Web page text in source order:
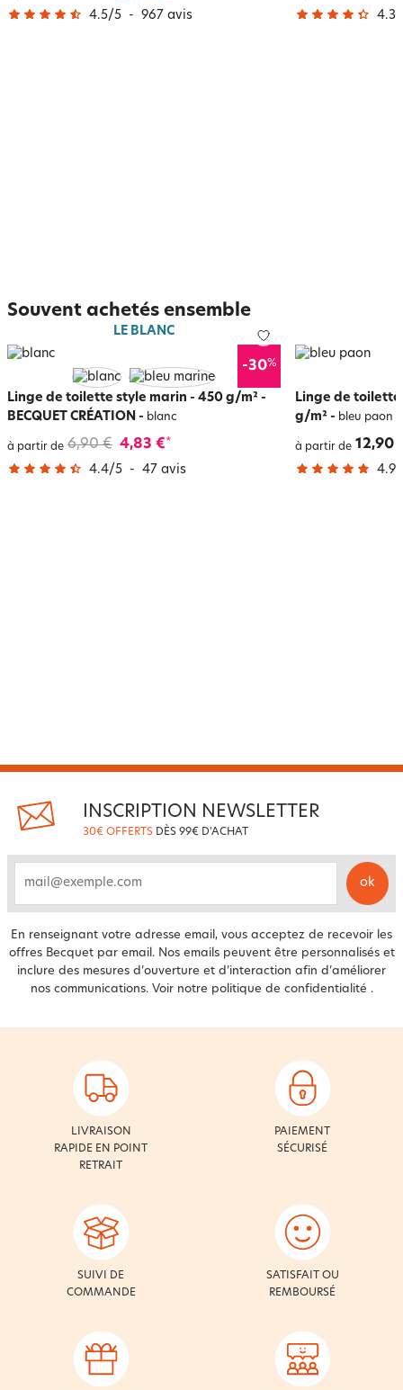
4.5/5 - 967 avis 4.3
Souvent achetés ensemble
LE BLANC
-30%
Linge de toilette style marin - 450 g/m² -
BECQUET CRÉATION - blanc
à partir de 6,90 € 4,83 €*
4.4/5 - 47 avis
Linge de
g/m² - bleu paon
à partir de 12,90
4.9
INSCRIPTION NEWSLETTER
30€ OFFERTS DÈS 99€ D'ACHAT
ok
En renseignant votre adresse email, vous acceptez de recevoir les
offres Becquet par email. Nos emails peuvent être personnalisés et
inclure des mesures d’ouverture et d’interaction afin d’améliorer
nos communications. Voir notre politique de confidentialité .
LIVRAISON
RAPIDE EN POINT
RETRAIT
PAIEMENT
SÉCURISÉ
SUIVI DE
COMMANDE
SATISFAIT OU
REMBOURSÉ